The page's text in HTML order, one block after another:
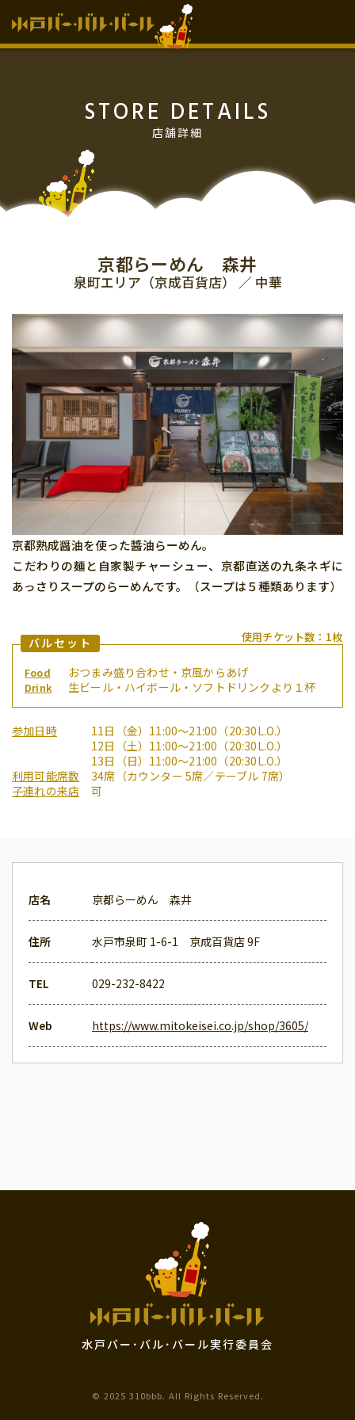
お知らせ
過去のイベント情報
チケット販売所
参加店舗
協力･協賛店
参加店舗の方へ
Q&A
お問い合わせ
プライバシーポリシー
STORE DETAILS
店舗詳細
京都らーめん 森井
泉町エリア（京成百貨店） ／ 中華
京都熟成醤油を使った醬油らーめん。
こだわりの麺と自家製チャーシュー、京都直送の九条ネギに
あっさりスープのらーめんです。（スープは５種類あります）
バルセット 使用チケット数：1枚
Food おつまみ盛り合わせ・京風からあげ
Drink 生ビール・ハイボール・ソフトドリンクより１杯
参加日時
11日（金）11:00〜21:00（20:30L.O.）
12日（土）11:00〜21:00（20:30L.O.）
13日（日）11:00〜21:00（20:30L.O.）
利用可能席数
34席（カウンター 5席／テーブル 7席）
子連れの来店
可
店名 京都らーめん 森井
住所 水戸市泉町 1-6-1 京成百貨店 9F
TEL 029-232-8422
Web https://www.mitokeisei.co.jp/shop/3605/
水戸バー･バル･バール実行委員会
© 2025 310bbb. All Rights Reserved.